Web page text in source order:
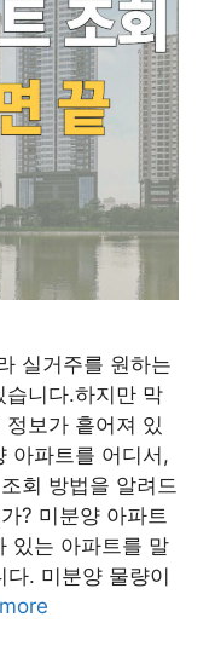
실거주를 원하는
니다.하지만 막
보가 흩어져 있
아파트를 어디서,
회 방법을 알려드
? 미분양 아파트
있는 아파트를 말
다. 미분양 물량이